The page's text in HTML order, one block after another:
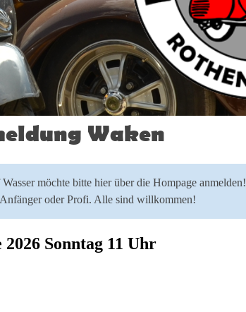
Waken
möchte bitte hier über die Hompage anmelden!
oder Profi. Alle sind willkommen!